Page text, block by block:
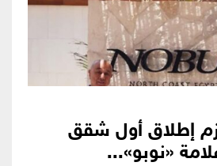
إطلاق أول شقق
«نوبو»...